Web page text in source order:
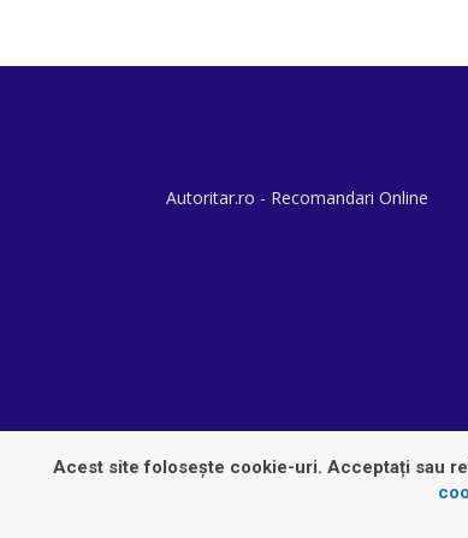
Autoritar.ro - Recomandari Online
Acest site folosește cookie-uri. Acceptați sau